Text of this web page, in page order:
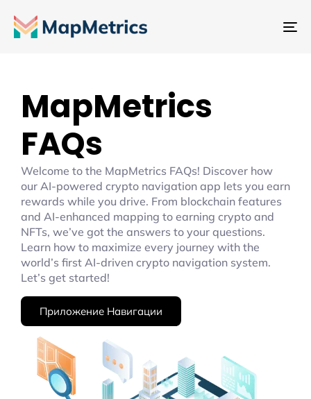
MapMetrics
FAQs
Welcome to the MapMetrics FAQs! Discover how
our AI-powered crypto navigation app lets you earn
rewards while you drive. From blockchain features
and AI-enhanced mapping to earning crypto and
NFTs, we’ve got the answers to your questions.
Learn how to maximize every journey with the
world’s first AI-driven crypto navigation system.
Let’s get started!
Приложение Навигации